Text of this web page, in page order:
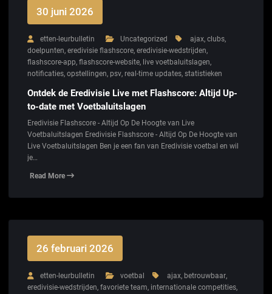
30 juni 2026
etten-leurbulletin Uncategorized ajax, clubs,
doelpunten, eredivisie flashscore, eredivisie-wedstrijden,
flashscore-app, flashscore-website, live voetbaluitslagen,
notificaties, opstellingen, psv, real-time updates, statistieken
Ontdek de Eredivisie Live met Flashscore: Altijd Up-
to-date met Voetbaluitslagen
Eredivisie Flashscore - Altijd Op De Hoogte van Live
Voetbaluitslagen Eredivisie Flashscore - Altijd Op De Hoogte van
Live Voetbaluitslagen Ben je een fan van Eredivisie voetbal en wil
je…
Read More
26 februari 2026
etten-leurbulletin voetbal ajax, betrouwbaar,
eredivisie-wedstrijden, favoriete team, internationale competities,